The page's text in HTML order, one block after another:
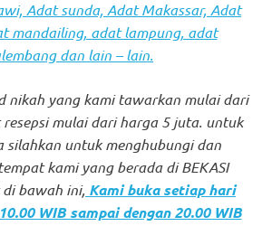
Adat sunda, Adat Makassar, Adat
mandailing, adat lampung, adat
dan lain – lain.
nikah yang kami tawarkan mulai dari
mulai dari harga 5 juta. untuk
silahkan untuk menghubungi dan
kami yang berada di BEKASI
bawah ini, Kami buka setiap hari
WIB sampai dengan 20.00 WIB